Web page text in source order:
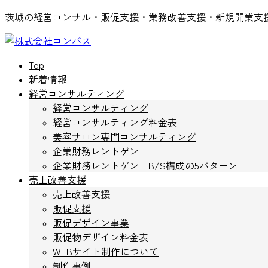
コ
ン
テ
ナ
ビ
ゲ
茨城の経営コンサル・販促支援・業務改善支援・新規開業支
Top
新着情報
経営コンサルティング
経営コンサルティング
経営コンサルティング料金表
美容サロン専門コンサルティング
企業財務レントゲン
企業財務レントゲン B/S構成の5パターン
売上改善支援
売上改善支援
販促支援
販促デザイン事業
販促物デザイン料金表
WEBサイト制作について